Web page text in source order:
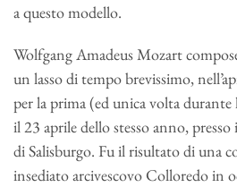
a questo modello.
Wolfgang Amadeus Mozart
un lasso di tempo brevissimo,
per la prima (ed unica volta
il 23 aprile dello stesso anno, presso
di Salisburgo. Fu il risultato di una
insediato arcivescovo Colloredo in